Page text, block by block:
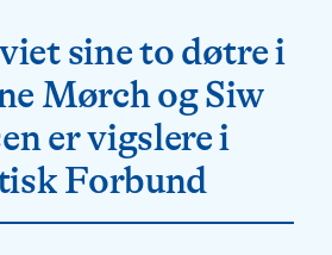
sine to døtre i
Mørch og Siw
er vigslere i
Forbund